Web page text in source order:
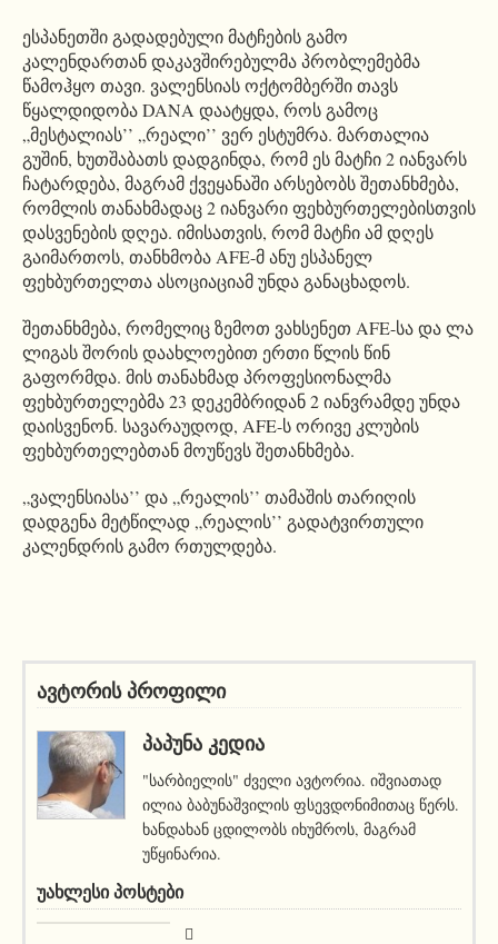
ესპანეთში გადადებული მატჩების გამო
კალენდართან დაკავშირებულმა პრობლემებმა
წამოჰყო თავი. ვალენსიას ოქტომბერში თავს
წყალდიდობა DANA დაატყდა, როს გამოც
„მესტალიას’’ „რეალი’’ ვერ ესტუმრა. მართალია
გუშინ, ხუთშაბათს დადგინდა, რომ ეს მატჩი 2 იანვარს
ჩატარდება, მაგრამ ქვეყანაში არსებობს შეთანხმება,
რომლის თანახმადაც 2 იანვარი ფეხბურთელებისთვის
დასვენების დღეა. იმისათვის, რომ მატჩი ამ დღეს
გაიმართოს, თანხმობა AFE-მ ანუ ესპანელ
ფეხბურთელთა ასოციაციამ უნდა განაცხადოს.
შეთანხმება, რომელიც ზემოთ ვახსენეთ AFE-სა და ლა
ლიგას შორის დაახლოებით ერთი წლის წინ
გაფორმდა. მის თანახმად პროფესიონალმა
ფეხბურთელებმა 23 დეკემბრიდან 2 იანვრამდე უნდა
დაისვენონ. სავარაუდოდ, AFE-ს ორივე კლუბის
ფეხბურთელებთან მოუწევს შეთანხმება.
„ვალენსიასა’’ და „რეალის’’ თამაშის თარიღის
დადგენა მეტწილად „რეალის’’ გადატვირთული
კალენდრის გამო რთულდება.
ავტორის პროფილი
ᲞᲐᲞᲣᲜᲐ ᲙᲔᲓᲘᲐ
"სარბიელის" ძველი ავტორია. იშვიათად
ილია ბაბუნაშვილის ფსევდონიმითაც წერს.
ხანდახან ცდილობს იხუმროს, მაგრამ
უწყინარია.
ᲣᲐᲮᲚᲔᲡᲘ ᲞᲝᲡᲢᲔᲑᲘ
მთავარი ამბავი